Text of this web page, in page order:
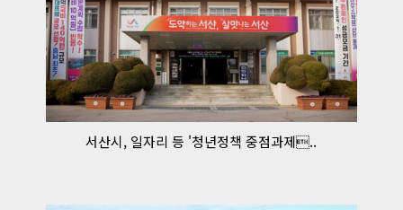
서산시, 일자리 등 '청년정책 중점과제..